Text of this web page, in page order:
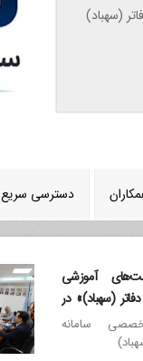
(سهباد)
دسترسی سریع
آموزشی
(سهباد)» در
سامانه